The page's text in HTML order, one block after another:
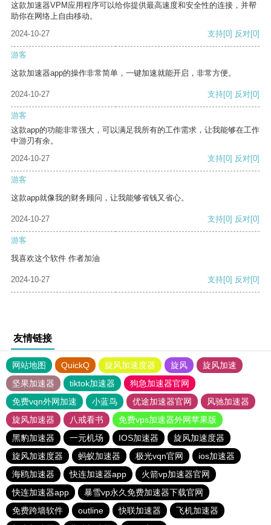
这款加速器VPM应用程序可以给你提供最高速度和安全性的连接，并帮
助你在网络上自由移动。
2024-10-27
支持[0] 反对[0]
游客
这款加速器app的操作非常简单，一键加速就能开启，非常方便。
2024-10-27 支持[0] 反对[0]
游客
这款app的功能非常强大，可以满足我所有的工作需求，让我能够在工作
中游刃有余。
2024-10-27
支持[0] 反对[0]
游客
这款app就像我的财务顾问，让我能够省钱又省心。
2024-10-27 支持[0] 反对[0]
游客
我喜欢这个软件 作者加油
2024-10-27 支持[0] 反对[0]
友情链接
网站地图 QuickQ 旋风加速度器 旋风
旋风加速
坚果加速器
tiktok加速器
狗急加速器官网
免费vqn外网加速
小蓝鸟 优途加速器官网
风驰加速器
旋风加速器
八戒看书
免费vps加速器外网苹果版
黑豹加速器
一元机场 IOS加速器
旋风加速度器
旋风加速度器
蚂蚁加速器 极光vqn官网
ios加速器
海鸥加速器
快连加速器app
火箭vp加速器官网
快连加速器app
暴雪vp永久免费加速器下载官网
免费跨墙软件
outline 快联加速器
飞机加速器